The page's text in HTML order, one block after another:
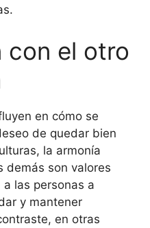
con el otro
en cómo se
de quedar bien
la armonía
demás son valores
las personas a
y mantener
en otras